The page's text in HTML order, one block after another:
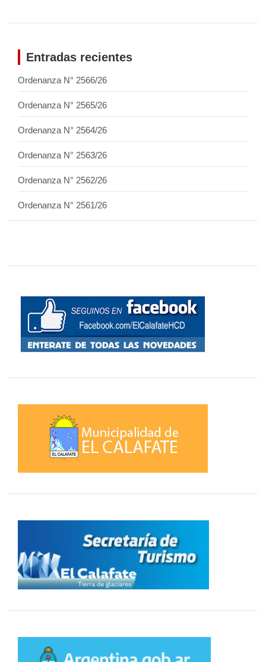
Entradas recientes
Ordenanza N° 2566/26
Ordenanza N° 2565/26
Ordenanza N° 2564/26
Ordenanza N° 2563/26
Ordenanza N° 2562/26
Ordenanza N° 2561/26